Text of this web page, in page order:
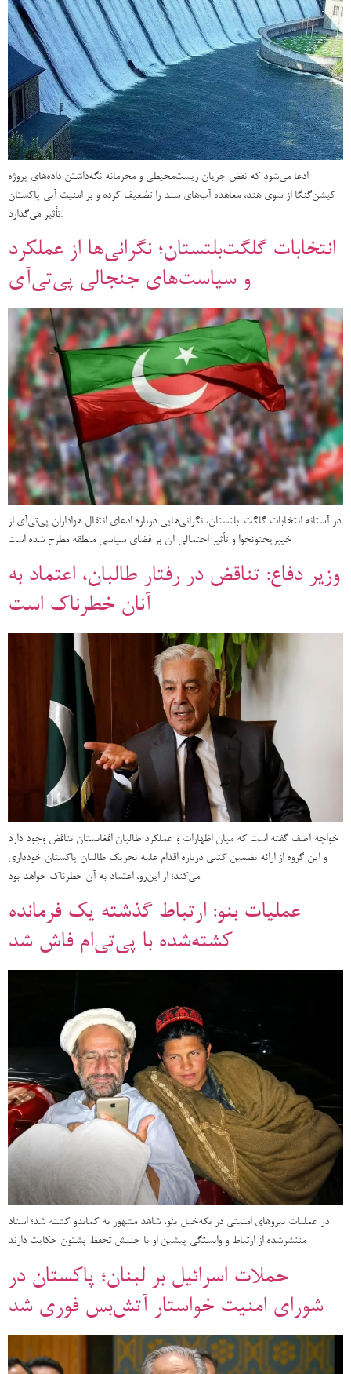
ادعا می‌شود که نقض جریان زیست‌محیطی و محرمانه نگه‌داشتن داده‌های پروژه
کیشن‌گنگا از سوی هند، معاهده آب‌های سند را تضعیف کرده و بر امنیت آبی پاکستان
تأثیر می‌گذارد.
انتخابات گلگت‌بلتستان؛ نگرانی‌ها از عملکرد
و سیاست‌های جنجالی پی‌تی‌آی
در آستانه انتخابات گلگت-بلتستان، نگرانی‌هایی درباره ادعای انتقال هواداران پی‌تی‌آی از
خیبرپختونخوا و تأثیر احتمالی آن بر فضای سیاسی منطقه مطرح شده است
وزیر دفاع: تناقض در رفتار طالبان، اعتماد به
آنان خطرناک است
خواجه آصف گفته است که میان اظهارات و عملکرد طالبان افغانستان تناقض وجود دارد
و این گروه از ارائه تضمین کتبی درباره اقدام علیه تحریک طالبان پاکستان خودداری
می‌کند؛ از این‌رو، اعتماد به آن خطرناک خواهد بود
عملیات بنو: ارتباط گذشته یک فرمانده
کشته‌شده با پی‌تی‌ام فاش شد
در عملیات نیروهای امنیتی در بکه‌خیل بنو، شاهد مشهور به کماندو کشته شد؛ اسناد
منتشرشده از ارتباط و وابستگی پیشین او با جنبش تحفظ پشتون حکایت دارند
حملات اسرائیل بر لبنان؛ پاکستان در
شورای امنیت خواستار آتش‌بس فوری شد